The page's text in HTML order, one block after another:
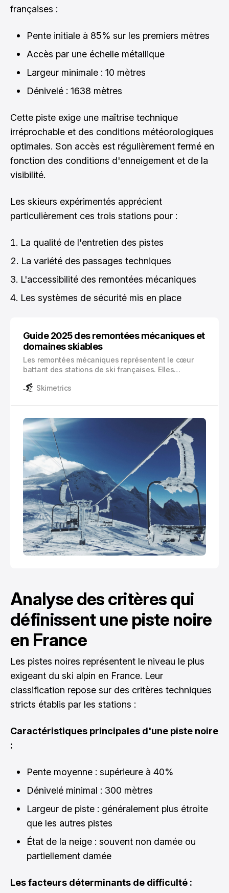
françaises :
Pente initiale à 85% sur les premiers mètres
Accès par une échelle métallique
Largeur minimale : 10 mètres
Dénivelé : 1638 mètres
Cette piste exige une maîtrise technique
irréprochable et des conditions météorologiques
optimales. Son accès est régulièrement fermé en
fonction des conditions d'enneigement et de la
visibilité.
Les skieurs expérimentés apprécient
particulièrement ces trois stations pour :
La qualité de l'entretien des pistes
La variété des passages techniques
L'accessibilité des remontées mécaniques
Les systèmes de sécurité mis en place
Guide 2025 des remontées mécaniques et
domaines skiables
Les remontées mécaniques représentent le cœur
battant des stations de ski françaises. Elles
jeu accessibles, définissant l’expérience unique du
Skimetrics
Analyse des critères qui
définissent une piste noire
en France
Les pistes noires représentent le niveau le plus
exigeant du ski alpin en France. Leur
classification repose sur des critères techniques
stricts établis par les stations :
Caractéristiques principales d'une piste noire
:
Pente moyenne : supérieure à 40%
Dénivelé minimal : 300 mètres
Largeur de piste : généralement plus étroite
que les autres pistes
État de la neige : souvent non damée ou
partiellement damée
Les facteurs déterminants de difficulté :